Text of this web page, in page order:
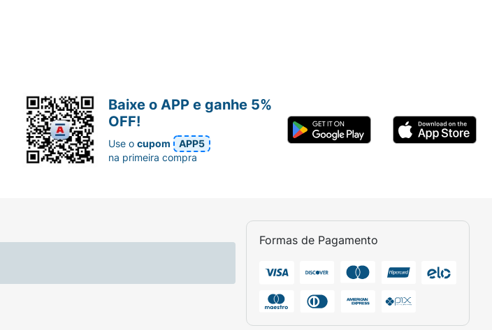
Formas de Pagamento
Baixe o APP e ganhe 5%
OFF!
Use ocupom
APP5
na primeira compra